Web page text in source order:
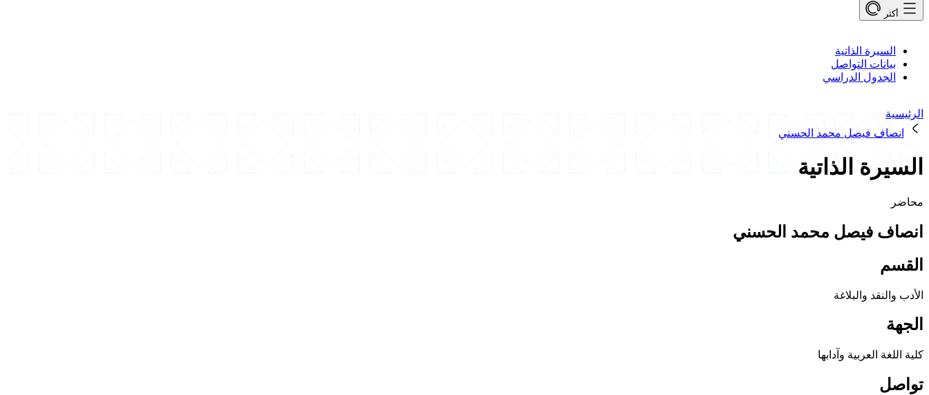
أكثر
السيرة الذاتية
بيانات التواصل
الجدول الدراسي
الرئيسية
انصاف فيصل محمد الحسني
السيرة الذاتية
محاضر
انصاف فيصل محمد الحسني
القسم
الأدب والنقد والبلاغة
الجهة
كلية اللغة العربية وآدابها
تواصل